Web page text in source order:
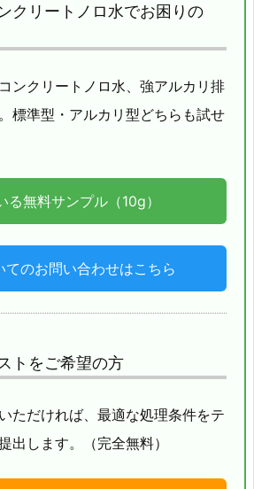
クリートノロ水でお困りの
ンクリートノロ水、強アルカリ排
標準型・アルカリ型どちらも試せ
る無料サンプル（10g）
てのお問い合わせはこちら
トをご希望の方
ただければ、最適な処理条件をテ
出します。（完全無料）